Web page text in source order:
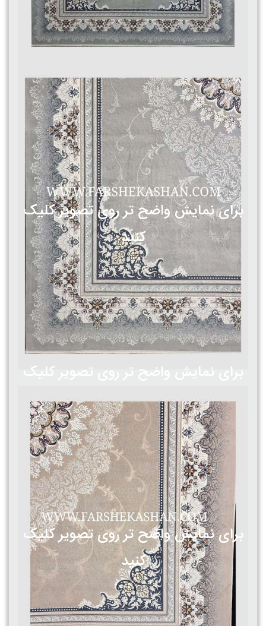
برای نمایش واضح تر روی تصویر کلیک
کنید
برای نمایش واضح تر روی تصویر کلیک
کنید
برای نمایش واضح تر روی تصویر کلیک
کنید